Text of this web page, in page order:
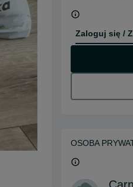
Zaloguj się /
OSOBA